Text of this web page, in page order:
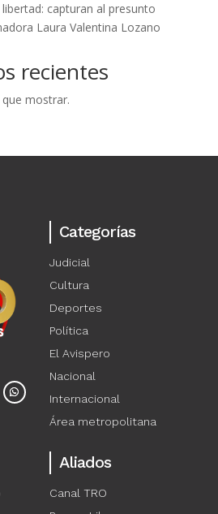
capturan al presunto
Laura Valentina Lozano
recientes
mostrar.
Categorías
Judicial
Cultura
Deportes
Política
El Avispero
Nacional
Internacional
Área metropolitana
Aliados
Canal TRO